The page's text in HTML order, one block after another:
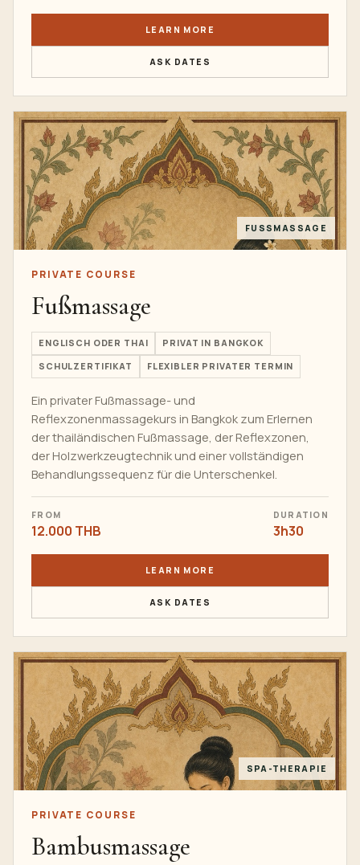
LEARN MORE
ASK DATES
FUSSMASSAGE
PRIVATE COURSE
Fußmassage
ENGLISCH ODER THAI PRIVAT IN BANGKOK
SCHULZERTIFIKAT FLEXIBLER PRIVATER TERMIN
Ein privater Fußmassage- und
Reflexzonenmassagekurs in Bangkok zum Erlernen
der thailändischen Fußmassage, der Reflexzonen,
der Holzwerkzeugtechnik und einer vollständigen
Behandlungssequenz für die Unterschenkel.
FROM
12.000 THB
DURATION
3h30
LEARN MORE
ASK DATES
SPA-THERAPIE
PRIVATE COURSE
Bambusmassage